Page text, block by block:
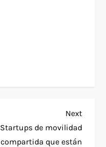
Next
Post
Next
Startups de movilidad
compartida que están